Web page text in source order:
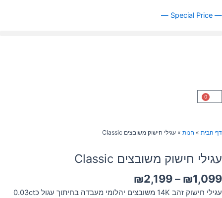
לתוכן
— Special Price —
0
עגלת
דף הבית » חנות » עגילי חישוק משובצים Classic
עגילי חישוק משובצים Classic
₪1,099
–
₪2,199
מחירים:
עגילי חישוק זהב 14K משובצים יהלומי מעבדה בחיתוך עגול כ0.03ct